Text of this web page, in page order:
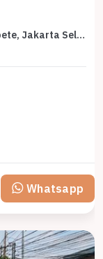
Kesempatan Langka, rumah Mewah di Cipete, Jakarta Selatan, LB 256m²
Whatsapp